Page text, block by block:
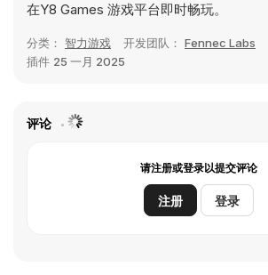
在Y8 Games 游戏平台即时畅玩。
分类： 智力游戏 开发团队： Fennec Labs
插件 25 一月 2025
评论
请注册或登录以提交评论
注册 登录